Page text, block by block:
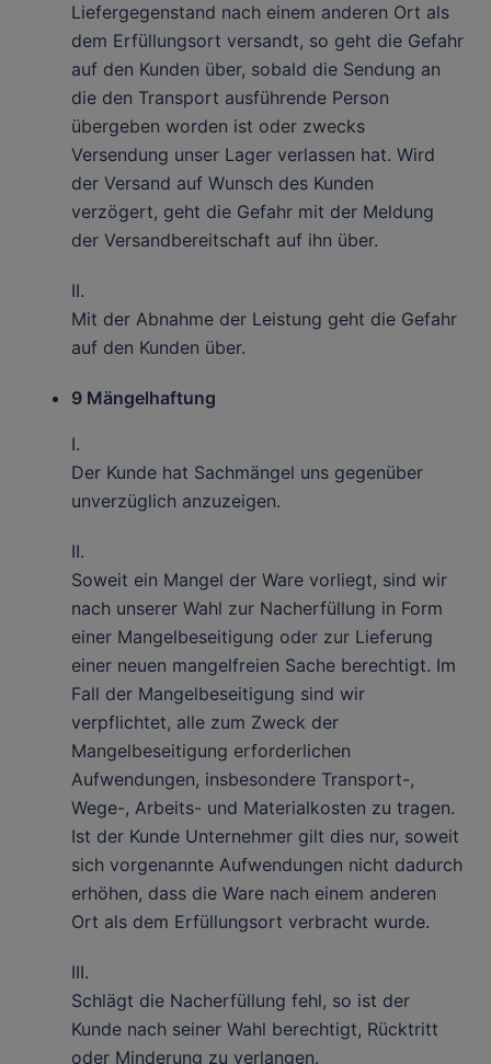
Liefergegenstand nach einem anderen Ort als
dem Erfüllungsort versandt, so geht die Gefahr
auf den Kunden über, sobald die Sendung an
die den Transport ausführende Person
übergeben worden ist oder zwecks
Versendung unser Lager verlassen hat. Wird
der Versand auf Wunsch des Kunden
verzögert, geht die Gefahr mit der Meldung
der Versandbereitschaft auf ihn über.
II.
Mit der Abnahme der Leistung geht die Gefahr
auf den Kunden über.
9 Mängelhaftung
I.
Der Kunde hat Sachmängel uns gegenüber
unverzüglich anzuzeigen.
II.
Soweit ein Mangel der Ware vorliegt, sind wir
nach unserer Wahl zur Nacherfüllung in Form
einer Mangelbeseitigung oder zur Lieferung
einer neuen mangelfreien Sache berechtigt. Im
Fall der Mangelbeseitigung sind wir
verpflichtet, alle zum Zweck der
Mangelbeseitigung erforderlichen
Aufwendungen, insbesondere Transport-,
Wege-, Arbeits- und Materialkosten zu tragen.
Ist der Kunde Unternehmer gilt dies nur, soweit
sich vorgenannte Aufwendungen nicht dadurch
erhöhen, dass die Ware nach einem anderen
Ort als dem Erfüllungsort verbracht wurde.
III.
Schlägt die Nacherfüllung fehl, so ist der
Kunde nach seiner Wahl berechtigt, Rücktritt
oder Minderung zu verlangen.